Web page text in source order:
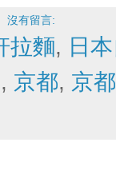
沒有留言:
拉麵, 日
, 京都, 京